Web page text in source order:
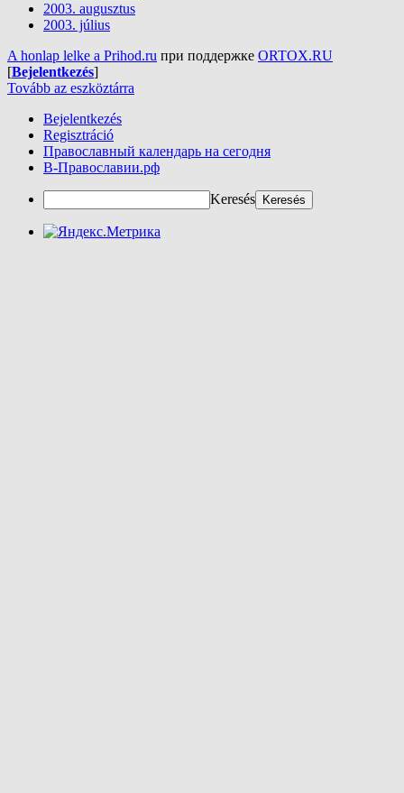
2003. augusztus
2003. július
A honlap lelke a Prihod.ru при поддержке ORTOX.RU
[Bejelentkezés]
Tovább az eszköztárra
Bejelentkezés
Regisztráció
Православный календарь на сегодня
В-Православии.рф
Keresés